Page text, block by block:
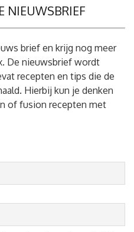
NIEUWSBRIEF
brief en krijg nog meer
De nieuwsbrief wordt
recepten en tips die de
Hierbij kun je denken
of fusion recepten met